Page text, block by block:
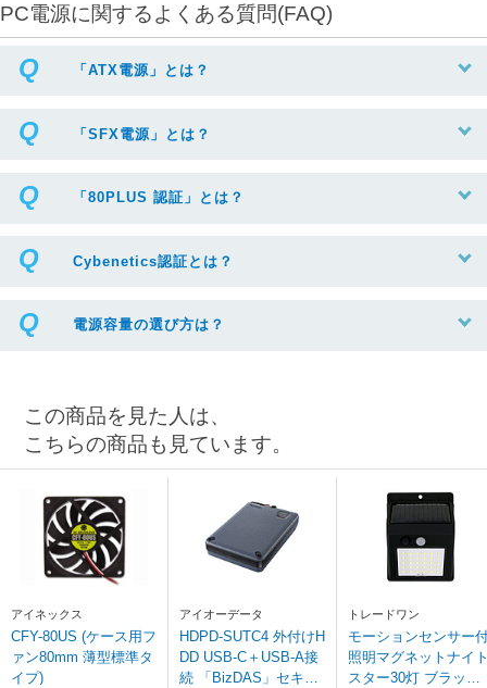
PC電源に関するよくある質問(FAQ)
「ATX電源」とは？
「SFX電源」とは？
「80PLUS 認証」とは？
Cybenetics認証とは？
電源容量の選び方は？
この商品を見た人は、
こちらの商品も見ています。
アイネックス
CFY-80US (ケース用フ
ァン80mm 薄型標準タ
イプ)
アイオーデータ
HDPD-SUTC4 外付けH
DD USB-C＋USB-A接
続 「BizDAS」セキュ
トレードワン
モーションセンサー
照明マグネットナイ
スター30灯 ブラック 3